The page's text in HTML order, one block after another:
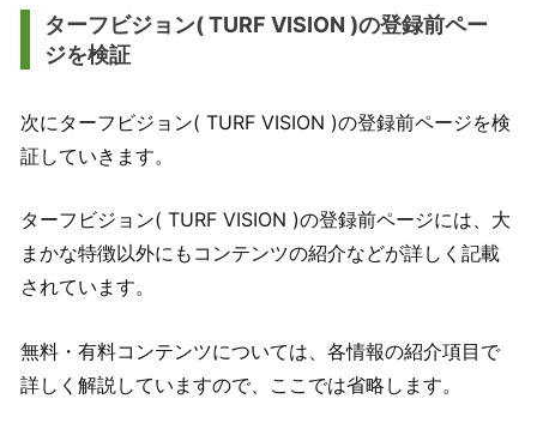
ターフビジョン( TURF VISION )の登録前ペー
ジを検証
次にターフビジョン( TURF VISION )の登録前ページを検
証していきます。
ターフビジョン( TURF VISION )の登録前ページには、大
まかな特徴以外にもコンテンツの紹介などが詳しく記載
されています。
無料・有料コンテンツについては、各情報の紹介項目で
詳しく解説していますので、ここでは省略します。